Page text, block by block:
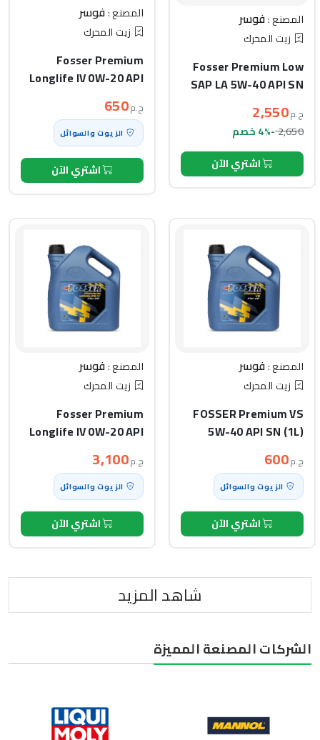
المصنع :فوسر
زيت المحرك
Fosser Premium Low
SAP LA 5W-40 API SN
ج.م2,550
2,650-4% خصم
اشتري الآن
المصنع :فوسر
زيت المحرك
Fosser Premium
Longlife IV 0W-20 API
ج.م650
الزيوت والسوائل
اشتري الآن
المصنع :فوسر
زيت المحرك
FOSSER Premium VS
5W-40 API SN (1L)
ج.م600
الزيوت والسوائل
اشتري الآن
المصنع :فوسر
زيت المحرك
Fosser Premium
Longlife IV 0W-20 API
ج.م3,100
الزيوت والسوائل
اشتري الآن
شاهد المزيد
الشركات المصنعة المميزة